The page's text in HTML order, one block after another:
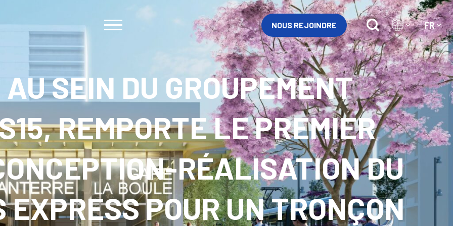
NOUS REJOINDRE FR
SEIN DU GROUPEMENT
REMPORTE LE PREMIER
RÉALISATION DU
POUR UN TRONÇON